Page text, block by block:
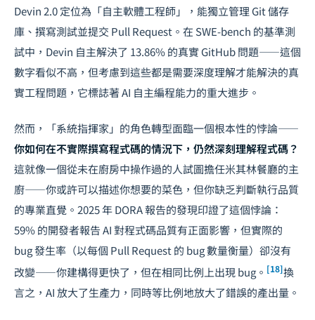
Devin 2.0 定位為「自主軟體工程師」，能獨立管理 Git 儲存
庫、撰寫測試並提交 Pull Request。在 SWE-bench 的基準測
試中，Devin 自主解決了 13.86% 的真實 GitHub 問題——這個
數字看似不高，但考慮到這些都是需要深度理解才能解決的真
實工程問題，它標誌著 AI 自主編程能力的重大進步。
然而，「系統指揮家」的角色轉型面臨一個根本性的悖論——
你如何在不實際撰寫程式碼的情況下，仍然深刻理解程式碼？
這就像一個從未在廚房中操作過的人試圖擔任米其林餐廳的主
廚——你或許可以描述你想要的菜色，但你缺乏判斷執行品質
的專業直覺。2025 年 DORA 報告的發現印證了這個悖論：
59% 的開發者報告 AI 對程式碼品質有正面影響，但實際的
bug 發生率（以每個 Pull Request 的 bug 數量衡量）卻沒有
改變——你建構得更快了，但在相同比例上出現 bug。 [18]換
言之，AI 放大了生產力，同時等比例地放大了錯誤的產出量。